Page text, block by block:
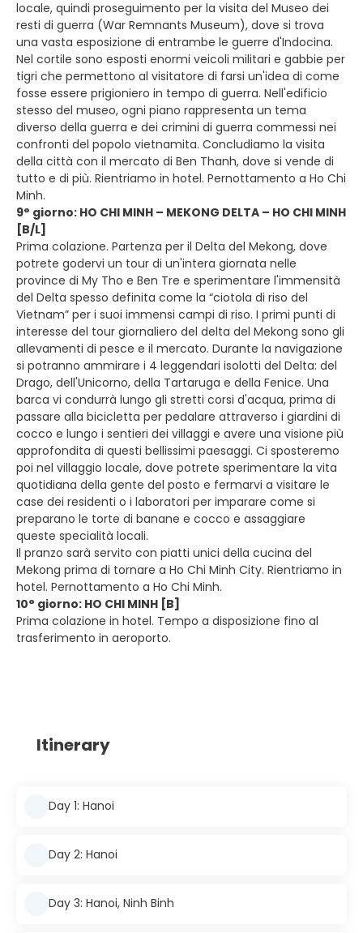
locale, quindi proseguimento per la visita del Museo dei
resti di guerra (War Remnants Museum), dove si trova
una vasta esposizione di entrambe le guerre d'Indocina.
Nel cortile sono esposti enormi veicoli militari e gabbie per
tigri che permettono al visitatore di farsi un'idea di come
fosse essere prigioniero in tempo di guerra. Nell'edificio
stesso del museo, ogni piano rappresenta un tema
diverso della guerra e dei crimini di guerra commessi nei
confronti del popolo vietnamita. Concludiamo la visita
della città con il mercato di Ben Thanh, dove si vende di
tutto e di più. Rientriamo in hotel. Pernottamento a Ho Chi
Minh.
9° giorno: HO CHI MINH – MEKONG DELTA – HO CHI MINH
[B/L]
Prima colazione. Partenza per il Delta del Mekong, dove
potrete godervi un tour di un'intera giornata nelle
province di My Tho e Ben Tre e sperimentare l'immensità
del Delta spesso definita come la “ciotola di riso del
Vietnam” per i suoi immensi campi di riso. I primi punti di
interesse del tour giornaliero del delta del Mekong sono gli
allevamenti di pesce e il mercato. Durante la navigazione
si potranno ammirare i 4 leggendari isolotti del Delta: del
Drago, dell'Unicorno, della Tartaruga e della Fenice. Una
barca vi condurrà lungo gli stretti corsi d'acqua, prima di
passare alla bicicletta per pedalare attraverso i giardini di
cocco e lungo i sentieri dei villaggi e avere una visione più
approfondita di questi bellissimi paesaggi. Ci sposteremo
poi nel villaggio locale, dove potrete sperimentare la vita
quotidiana della gente del posto e fermarvi a visitare le
case dei residenti o i laboratori per imparare come si
preparano le torte di banane e cocco e assaggiare
queste specialità locali.
Il pranzo sarà servito con piatti unici della cucina del
Mekong prima di tornare a Ho Chi Minh City. Rientriamo in
hotel. Pernottamento a Ho Chi Minh.
10° giorno: HO CHI MINH [B]
Prima colazione in hotel. Tempo a disposizione fino al
trasferimento in aeroporto.
Itinerary
Day 1: Hanoi
Day 2: Hanoi
Day 3: Hanoi, Ninh Binh